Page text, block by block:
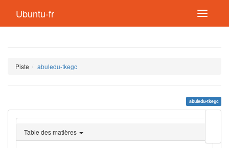
Ubuntu-fr
Piste abuledu-tkegc
abuledu-tkegc
page
Table des matières